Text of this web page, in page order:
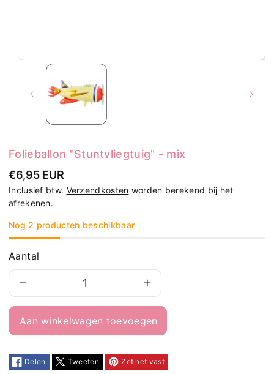
Folieballon "Stuntvliegtuig" - mix
€6,95 EUR
Inclusief btw. Verzendkosten worden berekend bij het
afrekenen.
Nog 2 producten beschikbaar
Aantal
verlagen
voor
&quot;Stuntvliegtuig&quot;
Aantal
verhogen
voor
Aan winkelwagen toevoegen
Delen Tweeten Zet het vast